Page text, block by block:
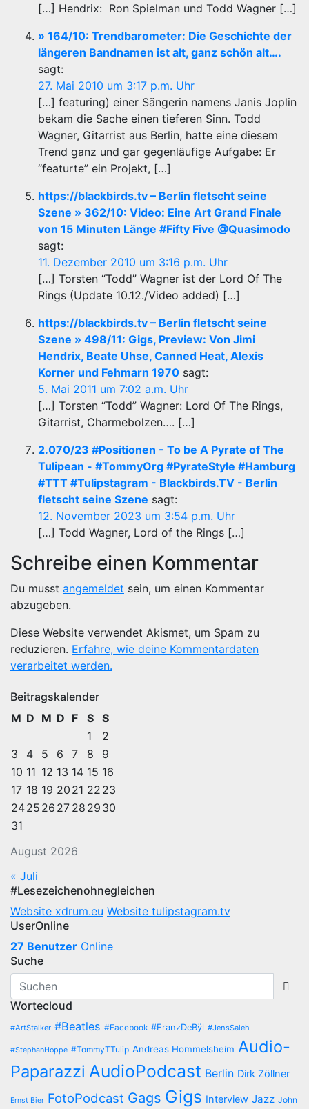
[…] Hendrix: Ron Spielman und Todd Wagner […]
» 164/10: Trendbarometer: Die Geschichte der
längeren Bandnamen ist alt, ganz schön alt….
sagt:
27. Mai 2010 um 3:17 p.m. Uhr
[…] featuring) einer Sängerin namens Janis Joplin
bekam die Sache einen tieferen Sinn. Todd
Wagner, Gitarrist aus Berlin, hatte eine diesem
Trend ganz und gar gegenläufige Aufgabe: Er
“featurte” ein Projekt, […]
https://blackbirds.tv – Berlin fletscht seine
Szene » 362/10: Video: Eine Art Grand Finale
von 15 Minuten Länge #Fifty Five @Quasimodo
sagt:
11. Dezember 2010 um 3:16 p.m. Uhr
[…] Torsten “Todd” Wagner ist der Lord Of The
Rings (Update 10.12./Video added) […]
https://blackbirds.tv – Berlin fletscht seine
Szene » 498/11: Gigs, Preview: Von Jimi
Hendrix, Beate Uhse, Canned Heat, Alexis
Korner und Fehmarn 1970 sagt:
5. Mai 2011 um 7:02 a.m. Uhr
[…] Torsten “Todd” Wagner: Lord Of The Rings,
Gitarrist, Charmebolzen…. […]
2.070/23 #Positionen - To be A Pyrate of The
Tulipean - #TommyOrg #PyrateStyle #Hamburg
#TTT #Tulipstagram - Blackbirds.TV - Berlin
fletscht seine Szene sagt:
12. November 2023 um 3:54 p.m. Uhr
[…] Todd Wagner, Lord of the Rings […]
Schreibe einen Kommentar
Du musst angemeldet sein, um einen Kommentar
abzugeben.
Diese Website verwendet Akismet, um Spam zu
reduzieren. Erfahre, wie deine Kommentardaten
verarbeitet werden.
Beitragskalender
August 2026
M D M D F S S
1
2
3
4 5 6 7 8
9
10 11 12 13 14 15 16
17 18 19 20 21 22 23
2425 26 27 28 29 30
31
« Juli
#Lesezeichenohnegleichen
Website xdrum.eu Website tulipstagram.tv
UserOnline
27 Benutzer Online
Suche
Wortecloud
#ArtStalker #Beatles #Facebook #FranzDeBÿl #JensSaleh
#StephanHoppe #TommyTTulip Andreas Hommelsheim Audio-
Paparazzi AudioPodcast Berlin Dirk Zöllner
Ernst Bier FotoPodcast Gags Gigs Interview Jazz John